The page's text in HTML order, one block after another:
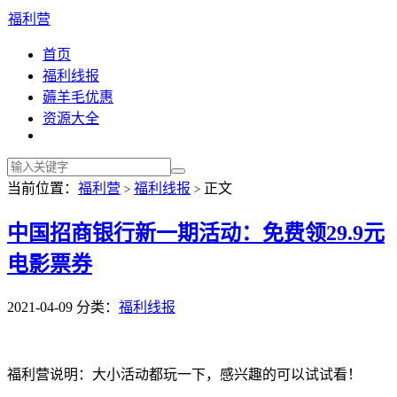
福利营
首页
福利线报
薅羊毛优惠
资源大全
当前位置： 福利营 > 福利线报 > 正文
中国招商银行新一期活动：免费领29.9元
电影票券
2021-04-09 分类： 福利线报
福利营说明：大小活动都玩一下，感兴趣的可以试试看！